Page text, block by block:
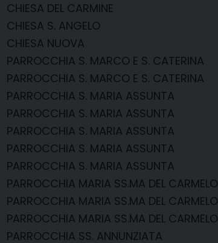
CHIESA DEL CARMINE
CHIESA S. ANGELO
CHIESA NUOVA
PARROCCHIA S. MARCO E S. CATERINA
PARROCCHIA S. MARCO E S. CATERINA
PARROCCHIA S. MARIA ASSUNTA
PARROCCHIA S. MARIA ASSUNTA
PARROCCHIA S. MARIA ASSUNTA
PARROCCHIA S. MARIA ASSUNTA
PARROCCHIA S. MARIA ASSUNTA
PARROCCHIA MARIA SS.MA DEL CARMELO
PARROCCHIA MARIA SS.MA DEL CARMELO
PARROCCHIA MARIA SS.MA DEL CARMELO
PARROCCHIA SS. ANNUNZIATA